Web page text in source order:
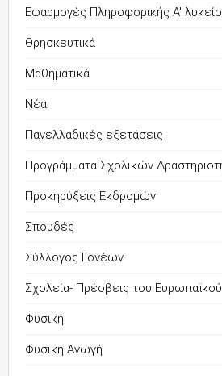
Εφαρμογές Πληροφορικής Α'
Θρησκευτικά
Μαθηματικά
Νέα
Πανελλαδικές εξετάσεις
Προγράμματα Σχολικών
Προκηρύξεις Εκδρομών
Σπουδές
Σύλλογος Γονέων
Σχολεία- Πρέσβεις του
Φυσική
Φυσική Αγωγή